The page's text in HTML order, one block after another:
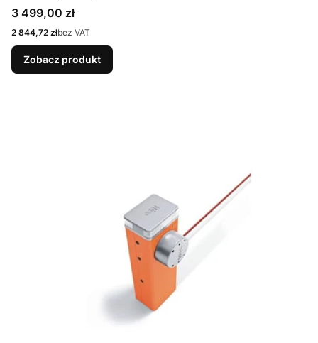
Cena
3 499,00 zł
Cena
2 844,72 złbez VAT
Zobacz produkt